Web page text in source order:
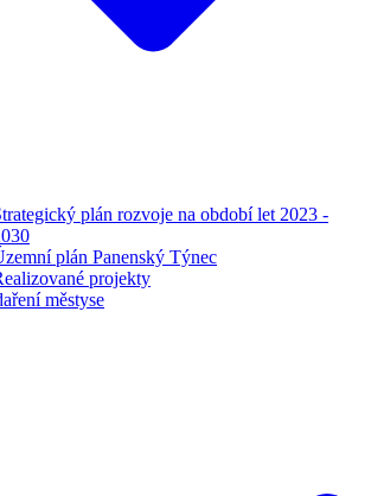
plán rozvoje na období let 2023 -
plán Panenský Týnec
projekty
městyse